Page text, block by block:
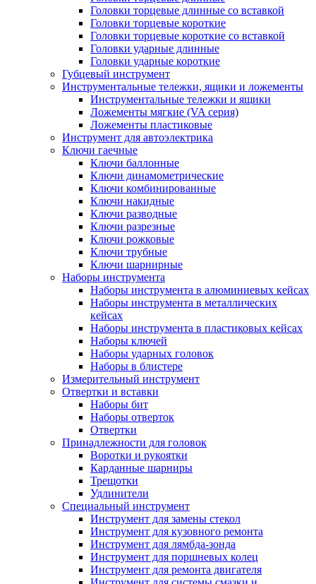
Головки торцевые длинные со вставкой
Головки торцевые короткие
Головки торцевые короткие со вставкой
Головки ударные длинные
Головки ударные короткие
Губцевый инструмент
Инструментальные тележки, ящики и ложементы
Инструментальные тележки и ящики
Ложементы мягкие (VA серия)
Ложементы пластиковые
Инструмент для автоэлектрика
Ключи гаечные
Ключи баллонные
Ключи динамометрические
Ключи комбинированные
Ключи накидные
Ключи разводные
Ключи разрезные
Ключи рожковые
Ключи трубные
Ключи шарнирные
Наборы инструмента
Наборы инструмента в алюминиевых кейсах
Наборы инструмента в металлических
кейсах
Наборы инструмента в пластиковых кейсах
Наборы ключей
Наборы ударных головок
Наборы в блистере
Измерительный инструмент
Отвертки и вставки
Наборы бит
Наборы отверток
Отвертки
Принадлежности для головок
Воротки и рукоятки
Карданные шарниры
Трещотки
Удлинители
Специальный инструмент
Инструмент для замены стекол
Инструмент для кузовного ремонта
Инструмент для лямбда-зонда
Инструмент для поршневых колец
Инструмент для ремонта двигателя